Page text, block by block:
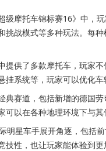
级摩托车锦标赛16》中，
挑战模式等多种玩法。每
提供了多款摩托车，玩家
系统等，玩家可以优化车
典赛道，包括新增的德国
以在各种地理环境下与
明星车手展开角逐，包括
性，也让玩家能体验到更